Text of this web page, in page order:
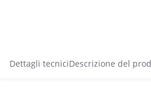
Dettagli tecniciDescrizione del